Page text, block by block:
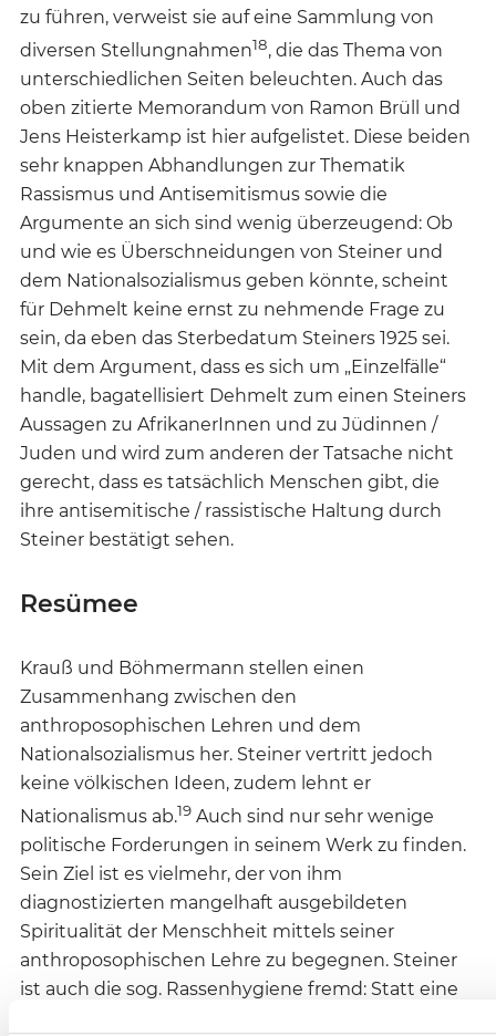
zu führen, verweist sie auf eine Sammlung von
diversen Stellungnahmen18, die das Thema von
unterschiedlichen Seiten beleuchten. Auch das
oben zitierte Memorandum von Ramon Brüll und
Jens Heisterkamp ist hier aufgelistet. Diese beiden
sehr knappen Abhandlungen zur Thematik
Rassismus und Antisemitismus sowie die
Argumente an sich sind wenig überzeugend: Ob
und wie es Überschneidungen von Steiner und
dem Nationalsozialismus geben könnte, scheint
für Dehmelt keine ernst zu nehmende Frage zu
sein, da eben das Sterbedatum Steiners 1925 sei.
Mit dem Argument, dass es sich um „Einzelfälle“
handle, bagatellisiert Dehmelt zum einen Steiners
Aussagen zu AfrikanerInnen und zu Jüdinnen /
Juden und wird zum anderen der Tatsache nicht
gerecht, dass es tatsächlich Menschen gibt, die
ihre antisemitische / rassistische Haltung durch
Steiner bestätigt sehen.
Resümee
Krauß und Böhmermann stellen einen
Zusammenhang zwischen den
anthroposophischen Lehren und dem
Nationalsozialismus her. Steiner vertritt jedoch
keine völkischen Ideen, zudem lehnt er
Nationalismus ab.19 Auch sind nur sehr wenige
politische Forderungen in seinem Werk zu finden.
Sein Ziel ist es vielmehr, der von ihm
diagnostizierten mangelhaft ausgebildeten
Spiritualität der Menschheit mittels seiner
anthroposophischen Lehre zu begegnen. Steiner
ist auch die sog. Rassenhygiene fremd: Statt eine